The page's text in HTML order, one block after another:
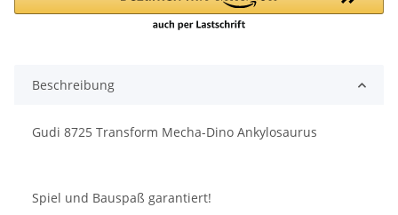
Beschreibung
Gudi 8725 Transform Mecha-Dino Ankylosaurus
Spiel und Bauspaß garantiert!